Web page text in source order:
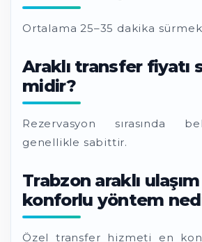
Ortalama 25–35 dakika
Araklı transfer fiyatı
midir?
Rezervasyon sırasında
genellikle sabittir.
Trabzon araklı
konforlu yöntem
Özel transfer hizmeti en